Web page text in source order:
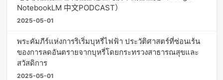
NotebookLM 中文PODCAST）
2025-05-01
พระคัมภีร์แห่งการริเริ่มบุหรี่ไฟฟ้า ประวัติศาสตร์ที่ซ่อนเร้น
ของการลดอันตรายจากบุหรี่โดยกระทรวงสาธารณสุขและ
สวัสดิการ
2025-05-01